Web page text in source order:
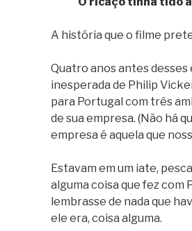
A história que o filme
Quatro anos antes
inesperada de Philip
para Portugal com três
de sua empresa. (Não há
empresa é aquela que
Estavam em um iate,
alguma coisa que fez com
lembrasse de nada que
ele era, coisa alguma.